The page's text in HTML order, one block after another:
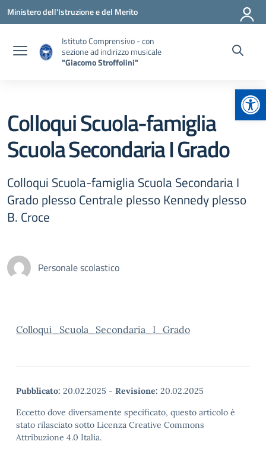
Vai ai contenuti
Vai al menu di navigazione
Vai al footer
Ministero dell'Istruzione e del Merito
Istituto Comprensivo - con
sezione ad indirizzo musicale
"Giacomo Stroffolini"
Colloqui Scuola-famiglia
Scuola Secondaria I Grado
Colloqui Scuola-famiglia Scuola Secondaria I
Grado plesso Centrale plesso Kennedy plesso
B. Croce
Personale scolastico
Colloqui_Scuola_Secondaria_I_Grado
Pubblicato: 20.02.2025 - Revisione: 20.02.2025
Eccetto dove diversamente specificato, questo articolo è
stato rilasciato sotto Licenza Creative Commons
Attribuzione 4.0 Italia.